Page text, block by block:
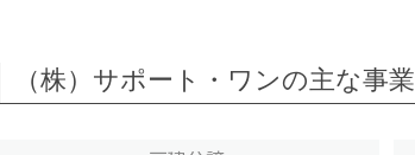
（株）サポート・ワンの主な事業